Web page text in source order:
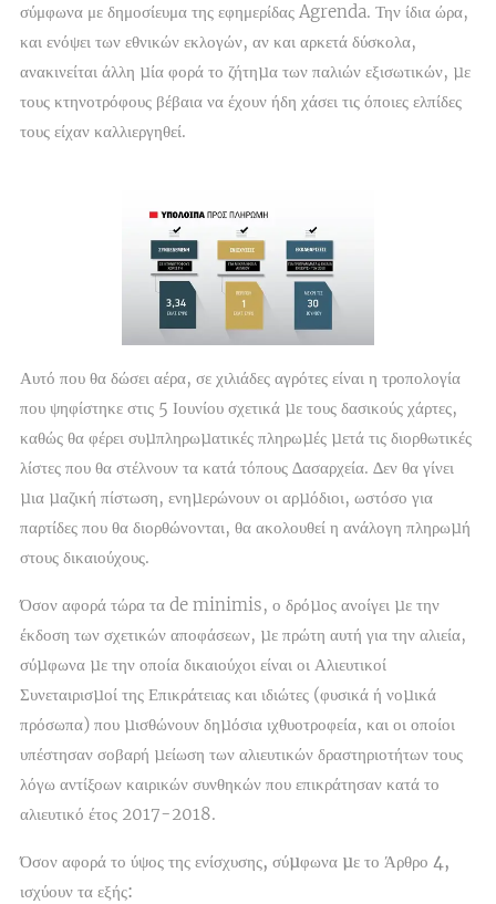
σύμφωνα με δημοσίευμα της εφημερίδας Agrenda. Την ίδια ώρα,
και ενόψει των εθνικών εκλογών, αν και αρκετά δύσκολα,
ανακινείται άλλη µία φορά το ζήτηµα των παλιών εξισωτικών, µε
τους κτηνοτρόφους βέβαια να έχουν ήδη χάσει τις όποιες ελπίδες
τους είχαν καλλιεργηθεί.
Αυτό που θα δώσει αέρα, σε χιλιάδες αγρότες είναι η τροπολογία
που ψηφίστηκε στις 5 Ιουνίου σχετικά µε τους δασικούς χάρτες,
καθώς θα φέρει συµπληρωµατικές πληρωµές µετά τις διορθωτικές
λίστες που θα στέλνουν τα κατά τόπους ∆ασαρχεία. ∆εν θα γίνει
µια µαζική πίστωση, ενηµερώνουν οι αρµόδιοι, ωστόσο για
παρτίδες που θα διορθώνονται, θα ακολουθεί η ανάλογη πληρωµή
στους δικαιούχους.
Όσον αφορά τώρα τα de minimis, ο δρόµος ανοίγει µε την
έκδοση των σχετικών αποφάσεων, µε πρώτη αυτή για την αλιεία,
σύµφωνα µε την οποία δικαιούχοι είναι οι Αλιευτικοί
Συνεταιρισµοί της Επικράτειας και ιδιώτες (φυσικά ή νοµικά
πρόσωπα) που µισθώνουν δηµόσια ιχθυοτροφεία, και οι οποίοι
υπέστησαν σοβαρή µείωση των αλιευτικών δραστηριοτήτων τους
λόγω αντίξοων καιρικών συνθηκών που επικράτησαν κατά το
αλιευτικό έτος 2017-2018.
Όσον αφορά το ύψος της ενίσχυσης, σύµφωνα µε το Άρθρο 4,
ισχύουν τα εξής: